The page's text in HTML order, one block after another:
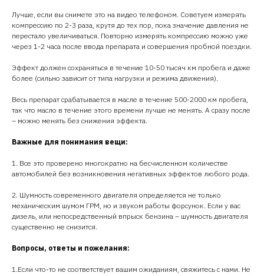
Лучше, если вы снимете это на видео телефоном. Советуем измерять
компрессию по 2-3 раза, крутя до тех пор, пока значение давления не
перестало увеличиваться. Повторно измерять компрессию можно уже
через 1-2 часа после ввода препарата и совершения пробной поездки.
Эффект должен сохраняться в течение 10-50 тысяч км пробега и даже
более (сильно зависит от типа нагрузки и режима движения).
Весь препарат срабатывается в масле в течение 500-2000 км пробега,
так что масло в течение этого времени лучше не менять. А сразу после
– можно менять без снижения эффекта.
Важные для понимания вещи:
1. Все это проверено многократно на бесчисленном количестве
автомобилей без возникновения негативных эффектов любого рода.
2. Шумность современного двигателя определяется не только
механическим шумом ГРМ, но и звуком работы форсунок. Если у вас
дизель, или непосредственный впрыск бензина – шумность двигателя
существенно не снизится.
Вопросы, ответы и пожелания:
1.Если что-то не соответствует вашим ожиданиям, свяжитесь с нами. Не
ИНН: 771822346896
Реквизиты